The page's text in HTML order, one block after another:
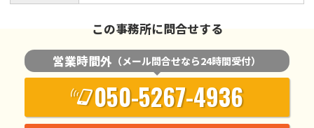
この事務所に問合せする
営業時間外 （メール問合せなら24時間受付）
050-5267-4936